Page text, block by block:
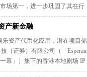
场第一，进一步巩固了其在行
产新金融
资产代币化应用，潜在项目
（证券）有限公司（「
幕」）旗下的香港本地剧场